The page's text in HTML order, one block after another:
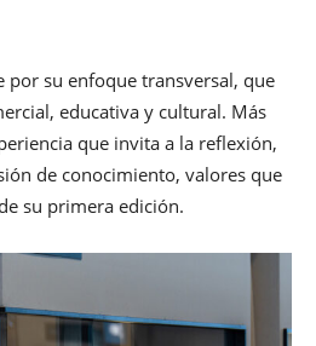
por su enfoque transversal, que
educativa y cultural. Más
que invita a la reflexión,
de conocimiento, valores que
su primera edición.